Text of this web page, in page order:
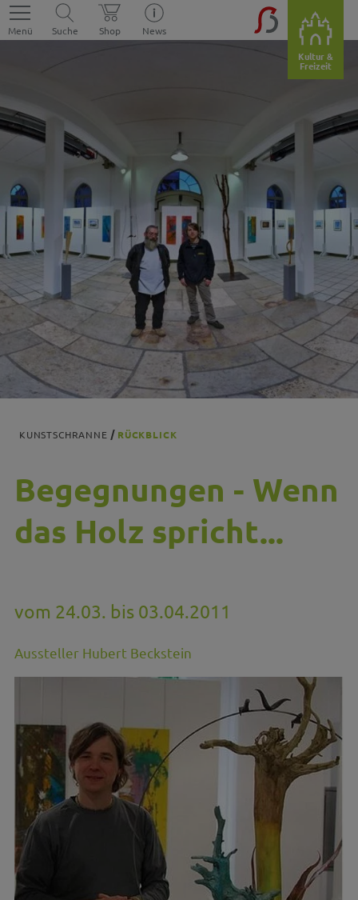
Menü Suche Shop
News
Kultur &
Freizeit
KUNSTSCHRANNE RÜCKBLICK
Begegnungen - Wenn
das Holz spricht...
vom 24.03. bis 03.04.2011
Aussteller Hubert Beckstein